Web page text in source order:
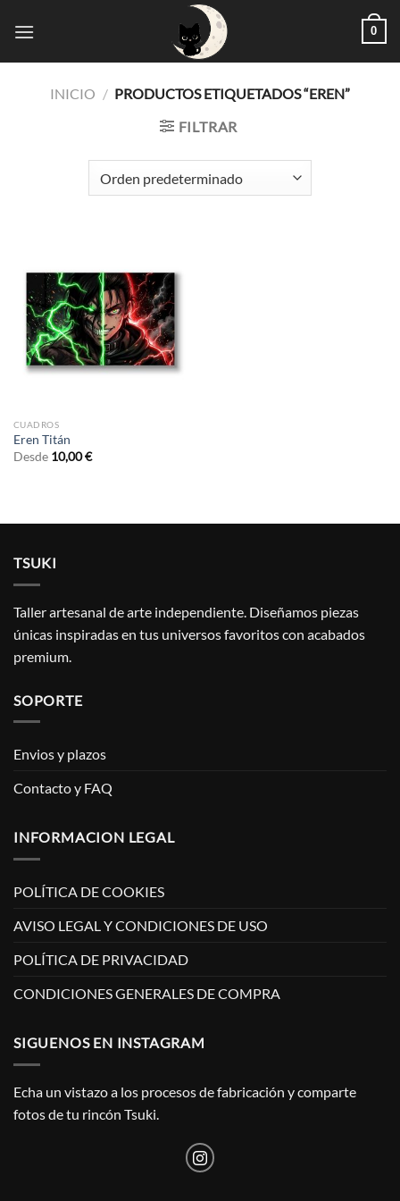
0
INICIO / PRODUCTOS ETIQUETADOS “EREN”
FILTRAR
CUADROS
Eren Titán
Desde 10,00€
TSUKI
Taller artesanal de arte independiente. Diseñamos piezas
únicas inspiradas en tus universos favoritos con acabados
premium.
SOPORTE
Envios y plazos
Contacto y FAQ
INFORMACION LEGAL
POLÍTICA DE COOKIES
AVISO LEGAL Y CONDICIONES DE USO
POLÍTICA DE PRIVACIDAD
CONDICIONES GENERALES DE COMPRA
SIGUENOS EN INSTAGRAM
Echa un vistazo a los procesos de fabricación y comparte
fotos de tu rincón Tsuki.